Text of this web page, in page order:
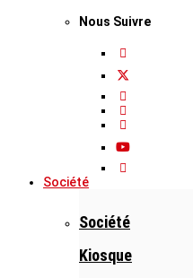
Nous Suivre
Société
Société
Kiosque